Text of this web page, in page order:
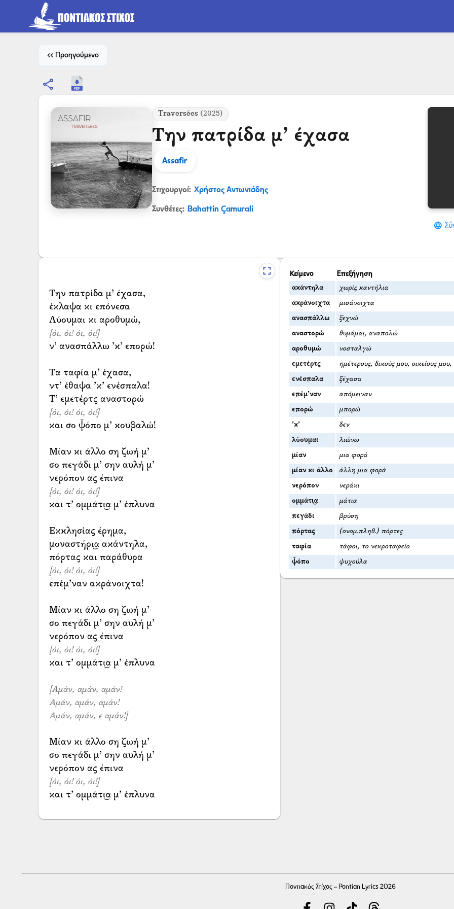
<< Προηγούμενο
share
Traversées (2025)
Την πατρίδα μ’ έχασα
Assafir
Στιχουργοί: Χρήστος Αντωνιάδης
Συνθέτες: Bahattin Çamurali
language
Την πατρίδα μ’ έχασα,
έκλαψα κι επόνεσα
[όι, όι! όι, όι!]
ν’ ανασπάλλω ’κ’ επορώ!
Τα ταφία μ’ έχασα,
ντ’ έθαψα ’κ’ ενέσπαλα!
[όι, όι! όι, όι!]
και σο ψ̌όπο μ’ κουβαλώ!
Μίαν κι άλλο ση ζωή μ’
σο πεγάδι μ’ σην αυλή μ’
[όι, όι! όι, όι!]
και τ’ ομμάτι͜α μ’ έπλυνα
Εκκλησίας έρημα,
μοναστήρι͜α ακάντηλα,
[όι, όι! όι, όι!]
επέμ’ναν ακράνοιχτα!
Μίαν κι άλλο ση ζωή μ’
σο πεγάδι μ’ σην αυλή μ’
[όι, όι! όι, όι!]
και τ’ ομμάτι͜α μ’ έπλυνα
[Αμάν, αμάν, αμάν!
Αμάν, αμάν, αμάν!
Αμάν, αμάν, ε αμάν!]
Μίαν κι άλλο ση ζωή μ’
σο πεγάδι μ’ σην αυλή μ’
[όι, όι! όι, όι!]
και τ’ ομμάτι͜α μ’ έπλυνα
Κείμενο Επεξήγηση
ακάντηλα χωρίς καντήλια
ακράνοιχτα μισάνοιχτα
ανασπάλλω ξεχνώ
αναστορώ θυμάμαι, αναπολώ
αροθυμώ νοσταλγώ
εμετέρτς ημέτερους, δικούς μου, οικείους
ενέσπαλα ξέχασα
επέμ’ναν απόμειναν
επορώ μπορώ
’κ’ δεν
λύουμαι λιώνω
μίαν μια φορά
μίαν κι άλλο άλλη μια φορά
νερόπον νεράκι
ομμάτι͜α μάτια
πεγάδι βρύση
πόρτας (ονομ.πληθ.) πόρτες
ταφία τάφοι, το νεκροταφείο
ψ̌όπο ψυχούλα
Ποντιακός Στίχος - Pontian Lyrics 2026